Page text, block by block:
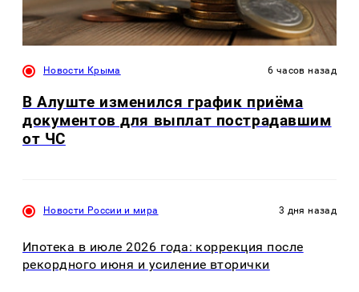
Новости Крыма 6 часов назад
В Алуште изменился график приёма
документов для выплат пострадавшим
от ЧС
Новости России и мира 3 дня назад
Ипотека в июле 2026 года: коррекция после
рекордного июня и усиление вторички